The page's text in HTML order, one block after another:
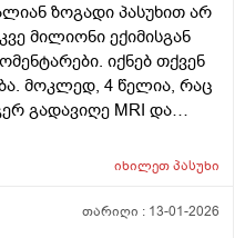
ზოგადი პასუხით არ
მილიონი ექიმისგან
იქნებ თქვენ
მოკლედ, 4 წელია, რაც
გადავიღე MRI და
ნევროლოგებმა და
სინდრომი.
იხილეთპასუხი
თარიღი : 13-01-2026